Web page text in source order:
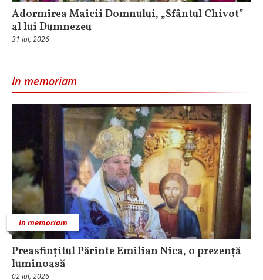
Adormirea Maicii Domnului, „Sfântul Chivot”
al lui Dumnezeu
31 Iul, 2026
In memoriam
In memoriam
Preasfințitul Părinte Emilian Nica, o prezență
luminoasă
02 Iul, 2026